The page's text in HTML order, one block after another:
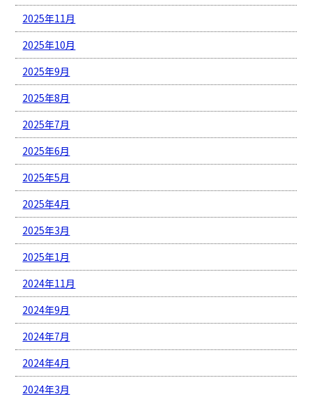
2025年11月
2025年10月
2025年9月
2025年8月
2025年7月
2025年6月
2025年5月
2025年4月
2025年3月
2025年1月
2024年11月
2024年9月
2024年7月
2024年4月
2024年3月